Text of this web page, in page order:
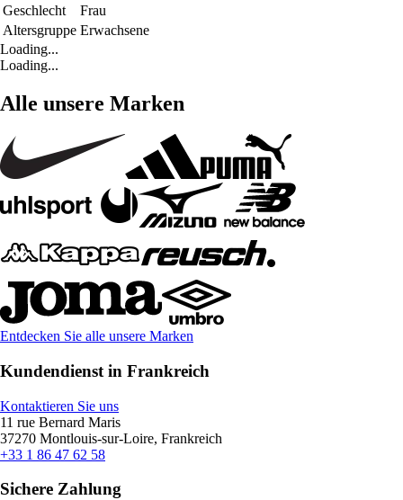
Geschlecht
Frau
Altersgruppe Erwachsene
Loading...
Loading...
Alle unsere Marken
Entdecken Sie alle unsere Marken
Kundendienst in Frankreich
Kontaktieren Sie uns
11 rue Bernard Maris
37270 Montlouis-sur-Loire, Frankreich
+33 1 86 47 62 58
Sichere Zahlung